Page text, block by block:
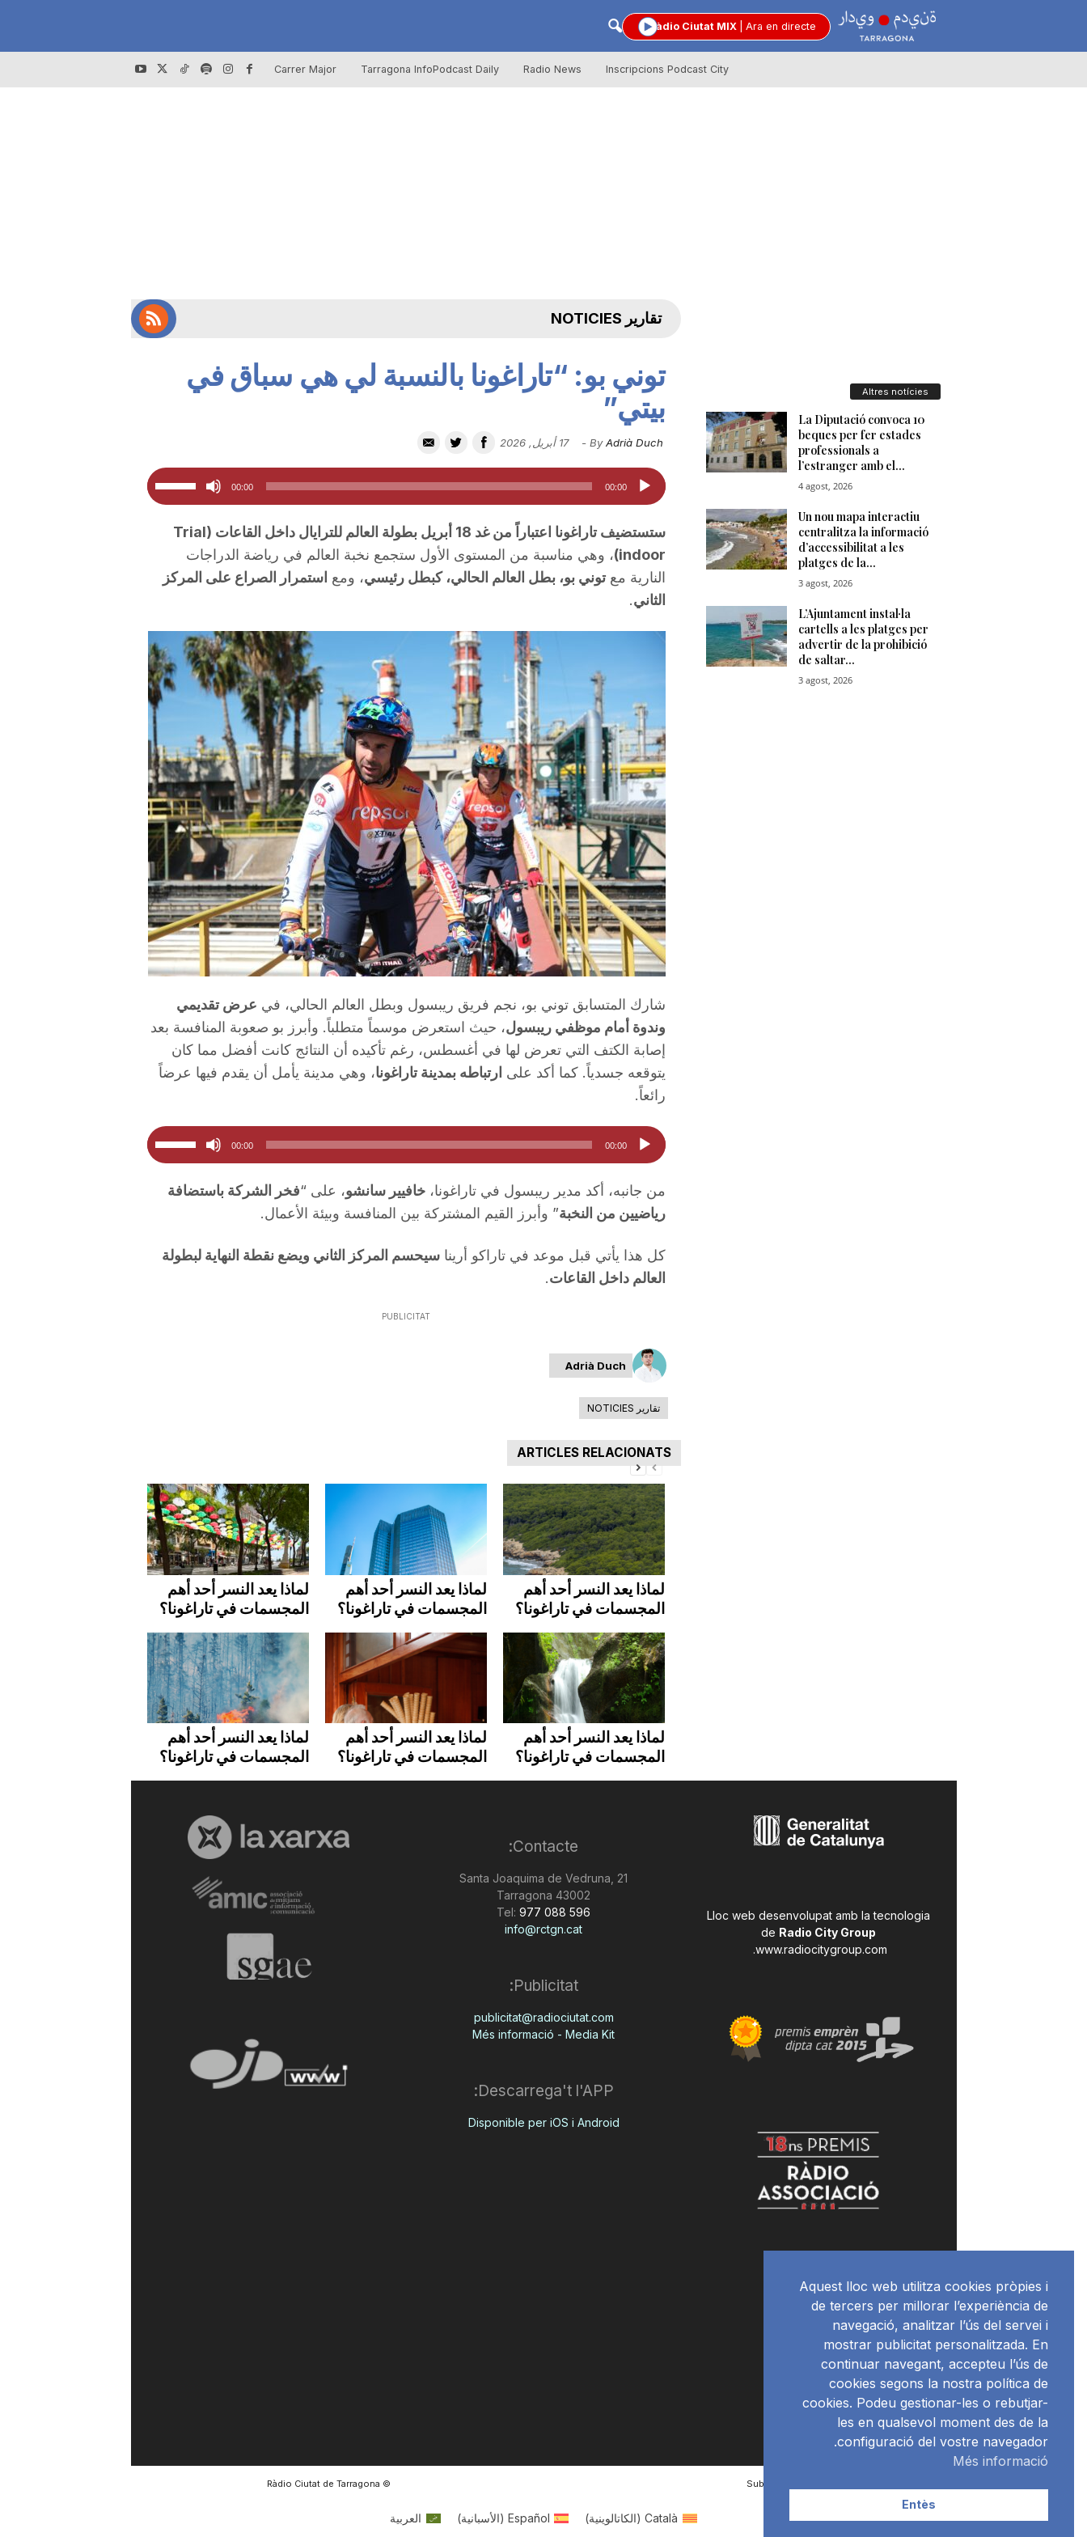
R
t
a
t
e
Ara en directe
Ràdio Ciutat MIX
Carrer Major Tarragona InfoPodcast Daily Radio News Inscripcions Podcast City
تقارير NOTICIES
توني بو: “تاراغونا بالنسبة لي هي سباق في
بيتي”
By Adrià Duch
- 17 أبريل, 2026
مشغل
الصوت
00:00
00:00
استخدم
مفاتيح
خفض
مستوى
الصوت.
ستستضيف تاراغونا اعتباراً من غد 18 أبريل بطولة العالم للترايال داخل القاعات (Trial
indoor) ، وهي مناسبة من المستوى الأول ستجمع نخبة العالم في رياضة الدراجات
النارية معتوني بو، بطل العالم الحالي، كبطل رئيسي، ومع استمرار الصراع على المركز
الثاني.
شارك المتسابق توني بو، نجم فريق ريبسول وبطل العالم الحالي، في عرض تقديمي
وندوة أمام موظفي ريبسول، حيث استعرض موسماً متطلباً. وأبرز بو صعوبة المنافسة بعد
إصابة الكتف التي تعرض لها في أغسطس، رغم تأكيده أن النتائج كانت أفضل مما كان
يتوقعه جسدياً. كما أكد على ارتباطه بمدينة تاراغونا، وهي مدينة يأمل أن يقدم فيها عرضاً
رائعاً.
مشغل
الصوت
00:00
00:00
استخدم
مفاتيح
من جانبه، أكد مدير ريبسول في تاراغونا،خافيير سانشو، على “فخر الشركة باستضافة
رياضيين من النخبة” وأبرز القيم المشتركة بين المنافسة وبيئة الأعمال.
كل هذا يأتي قبل موعد في تاراكو أريناسيحسم المركز الثاني ويضع نقطة النهاية لبطولة
العالم داخل القاعات.
PUBLICITAT
Adrià Duch
تقارير NOTICIES
ARTICLES RELACIONATS
لماذا يعد النسر أحد أهم
المجسمات في تاراغونا؟
لماذا يعد النسر أحد أهم
المجسمات في تاراغونا؟
لماذا يعد النسر أحد أهم
المجسمات في تاراغونا؟
لماذا يعد النسر أحد أهم
المجسمات في تاراغونا؟
لماذا يعد النسر أحد أهم
المجسمات في تاراغونا؟
لماذا يعد النسر أحد أهم
المجسمات في تاراغونا؟
Altres notícies
Contacte:
Santa Joaquima de Vedruna, 21
43002 Tarragona
Tel: 977 088 596
info@rctgn.cat
Publicitat:
publicitat@radiociutat.com
Més informació - Media Kit
Descarrega't l'APP:
Disponible per iOS i Android
Lloc web desenvolupat amb la tecnologia
de Radio City Group
www.radiocitygroup.com
.
© Ràdio Ciutat de Tarragona
Català
(الكاتالوينية)
Español
(الأسبانية) العربية
Aquest lloc web utilitza cookies pròpies i
de tercers per millorar l’experiència de
navegació, analitzar l’ús del servei i
mostrar publicitat personalitzada. En
continuar navegant, accepteu l’ús de
cookies segons la nostra política de
cookies. Podeu gestionar-les o rebutjar-
les en qualsevol moment des de la
configuració del vostre navegador.
Més informació
Entès